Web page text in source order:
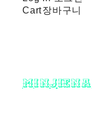
Cart장바구니
minjiena